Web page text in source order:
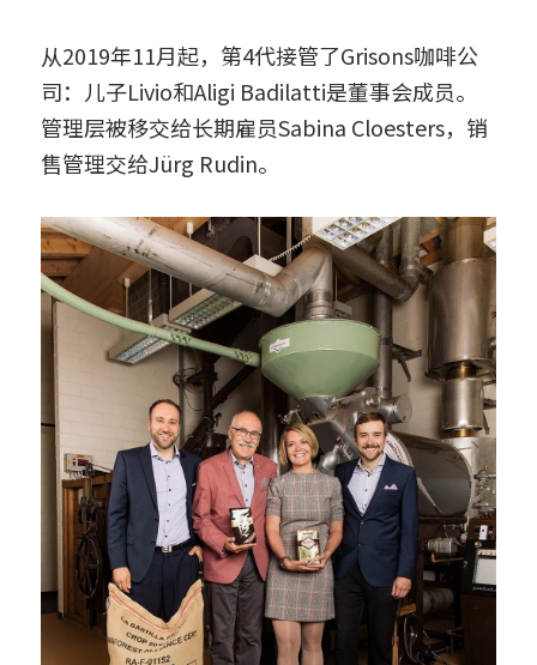
从2019年11月起，第4代接管了Grisons咖啡公
司：儿子Livio和Aligi Badilatti是董事会成员。
管理层被移交给长期雇员Sabina Cloesters，销
售管理交给Jürg Rudin。